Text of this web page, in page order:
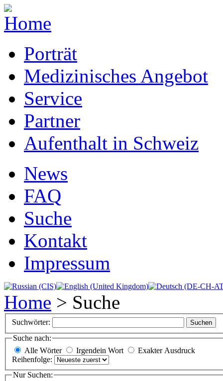
Porträt
Medizinisches Angebot
Service
Partner
Aufenthalt in Schweiz
News
FAQ
Suche
Kontakt
Impressum
Home > Suche
Suchwörter: Suchen
Suche nach:
Alle Wörter
Irgendein Wort
Exakter Ausdruck
Reihenfolge:
Nur Suchen: